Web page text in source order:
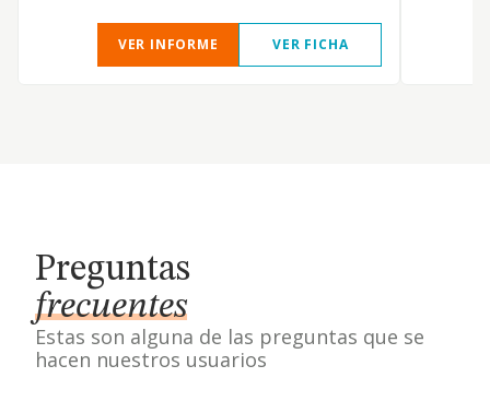
VER INFORME VER FICHA
Preguntas
frecuentes
Estas son alguna de las preguntas que se
hacen nuestros usuarios